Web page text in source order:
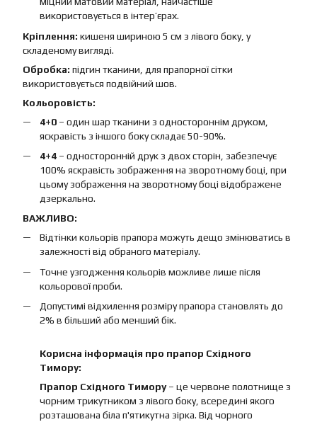
використовується в інтер’єрах.
Кріплення: кишеня шириною 5 см з лівого боку, у
складеному вигляді.
Обробка: підгин тканини, для прапорної сітки
використовується подвійний шов.
Кольоровість:
4+0 – один шар тканини з одностороннім друком,
яскравість з іншого боку складає 50-90%.
4+4 – односторонній друк з двох сторін, забезпечує
100% яскравість зображення на зворотному боці, при
цьому зображення на зворотному боці відображене
дзеркально.
ВАЖЛИВО:
Відтінки кольорів прапора можуть дещо змінюватись в
залежності від обраного матеріалу.
Точне узгодження кольорів можливе лише після
кольорової проби.
Допустимі відхилення розміру прапора становлять до
2% в більший або менший бік.
Корисна інформація про прапор Східного
Тимору:
Прапор Східного Тимору– це червоне полотнище з
чорним трикутником з лівого боку, всередині якого
розташована біла п'ятикутна зірка. Від чорного